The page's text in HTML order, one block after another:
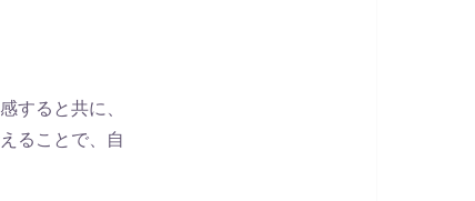
すると共に、
ることで、自